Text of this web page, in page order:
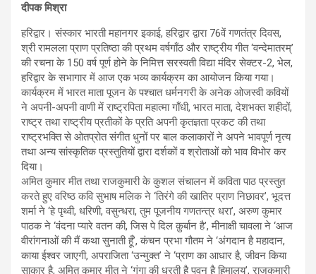
दीपक मिश्रा
हरिद्वार। संस्कार भारती महानगर इकाई, हरिद्वार द्वारा 76वें गणतंत्र दिवस,
श्री रामलला प्राण प्रतिष्ठा की प्रथम वर्षगाँठ और राष्ट्रीय गीत ‘वन्देमातरम्’
की रचना के 150 वर्ष पूर्ण होने के निमित्त सरस्वती विद्या मंदिर सेक्टर-2, भेल,
हरिद्वार के सभागार में आज एक भव्य कार्यक्रम का आयोजन किया गया।
कार्यक्रम में भारत माता पूजन के पश्चात धर्मनगरी के अनेक ओजस्वी कवियों
ने अपनी-अपनी वाणी में राष्ट्रपिता महात्मा गाँधी, भारत माता, देशभक्त शहीदों,
राष्ट्र तथा राष्ट्रीय प्रतीकों के प्रति अपनी कृतज्ञता प्रकट की तथा
राष्ट्रभक्ति से ओतप्रोत संगीत धुनों पर बाल कलाकारों ने अपने भावपूर्ण नृत्य
तथा अन्य सांस्कृतिक प्रस्तुतियों द्वारा दर्शकों‌ व श्रोताओं को भाव विभोर कर
दिया।
अमित कुमार मीत तथा राजकुमारी के कुशल संचालन में कविता पाठ प्रस्तुत
करते हुए वरिष्ठ कवि सुभाष मलिक ने ‘तिरंगे की खातिर प्राण निछावर’, भूदत्त
शर्मा ने ‘हे पृथ्वी, धरिणी, वसुन्धरा, तुम पूजनीय गणतन्त्र धरा’, अरुण कुमार
पाठक ने ‘वंदना प्यारे वतन की, जिस पे दिल क़ुर्बान है’,‌ मीनाक्षी चावला ने ‘आज
वीरांगनाओं की मैं कथा सुनाती हूँ’, कंचन प्रभा गौतम ने ‘अंगदान है महादान,
काया ईश्वर जाएगी, अपराजिता ‘उन्मुक्त’ ने ‘प्राण का आधार है, जीवन किया
साकार है, अमित कुमार मीत ने ‘गंगा की धरती है पवन है हिमालय’, राजकुमारी